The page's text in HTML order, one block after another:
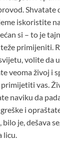
Shvatate
iskoristite
si – to je
primijeniti.
volite da
veoma živoj i
primijetiti vas.
naviku da
i
je, dešava
licu.